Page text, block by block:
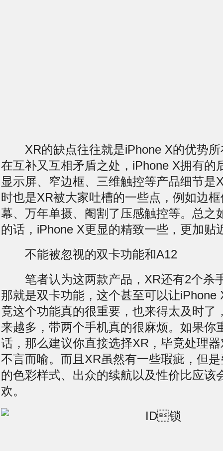
XR的缺点往往就是iPhone X的优势所
在互补又互相矛盾之处，iPhone X拥有的
显示屏、窄边框、三维触控等产品细节是
时也是XR被大家吐槽的一些点，例如边
幕、万年单摄、阉割了压感触控等。总之
的话，iPhone X更显的精致一些，更加贴
​不能被忽视的双卡功能和A12
笔者认为这两款产品，XR还有2个杀
那就是双卡功能，这个甚至可以让iPhone
竟这个功能真的很重要，也来得太及时了
来越多，带两个手机真的很麻烦。如果你
话，那么建议你直接选择XR，毕竟处理
不言而喻。而且XR虽然有一些瑕疵，但
的色彩样式、出众的续航以及性价比应该
欢。